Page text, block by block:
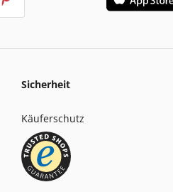
Sicherheit
Käuferschutz